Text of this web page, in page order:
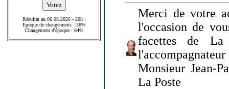
Résultat au 06.08.2026 - 20h :
Epoque de changements : 36%
Changement d'époque : 64%
Merci de votre
l'occasion de
facettes de
Monsieur Jean-
La Poste